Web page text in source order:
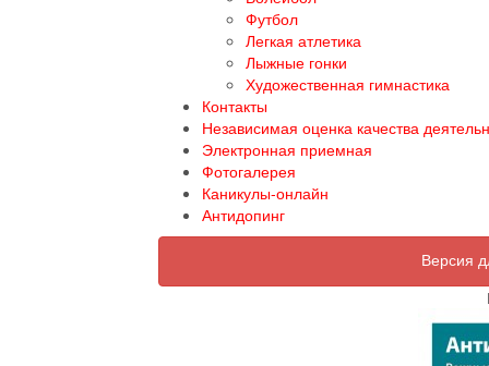
Футбол
Легкая атлетика
Лыжные гонки
Художественная гимнастика
Контакты
Независимая оценка качества
Электронная приемная
Фотогалерея
Каникулы-онлайн
Антидопинг
Версия